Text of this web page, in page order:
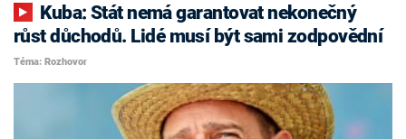
růst důchodů. Lidé musí být sami zodpovědní
Téma: Rozhovor